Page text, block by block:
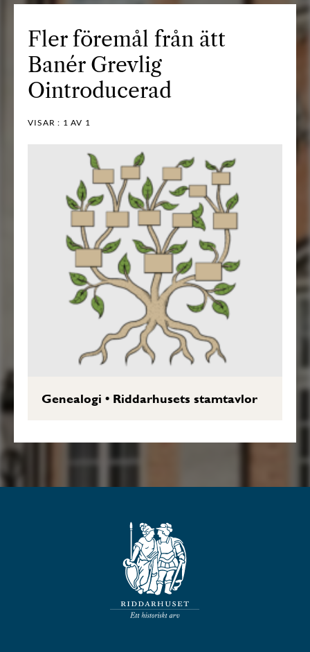
Fler föremål från ätt
Banér Grevlig
Ointroducerad
VISAR : 1 AV 1
Genealogi • Riddarhusets stamtavlor